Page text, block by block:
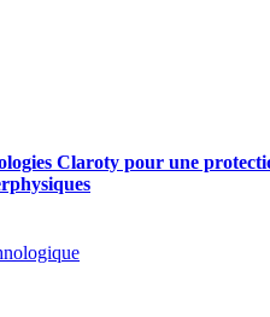
Claroty pour une